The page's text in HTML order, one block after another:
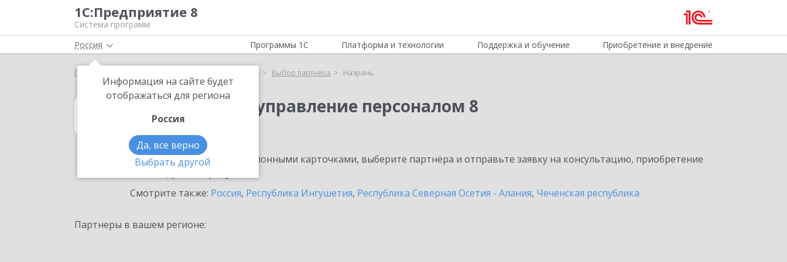
1С:Предприятие 8
Система программ
Россия
Информация на сайте будет
отображаться для региона
Россия
Да, все верно
Выбрать другой
Программы 1С Платформа и технологии Поддержка и обучение Приобретение и внедрение
Главная 1С:Зарплата и управление персоналом 8 Выбор партнёра Назрань
1С:Зарплата и управление персоналом 8
в Назрани
Ознакомьтесь с информационными карточками, выберите партнёра и отправьте заявку на консультацию, приобретение
Смотрите также: Россия, Республика Ингушетия, Республика Северная Осетия - Алания, Чеченская республика
Партнеры в вашем регионе: